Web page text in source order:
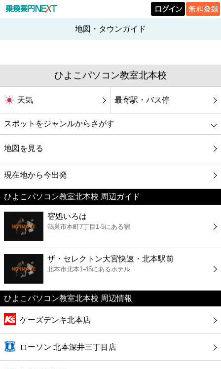
地図・タウンガイド
ひよこパソコン教室北本校
天気 最寄駅・バス停
スポットをジャンルからさがす
グルメ
映画
美容
コンビニ
薬局
スーパー
エンタメ
レジャー
書店
地図を見る
現在地から今出発
ひよこパソコン教室北本校 周辺ガイド
宿処いろは
鴻巣市本町7丁目1-5にある宿
ザ・セレクトン大宮快速・北本駅前
北本市北本1-45にあるホテル
ひよこパソコン教室北本校 周辺情報
ケーズデンキ北本店
ローソン 北本深井三丁目店